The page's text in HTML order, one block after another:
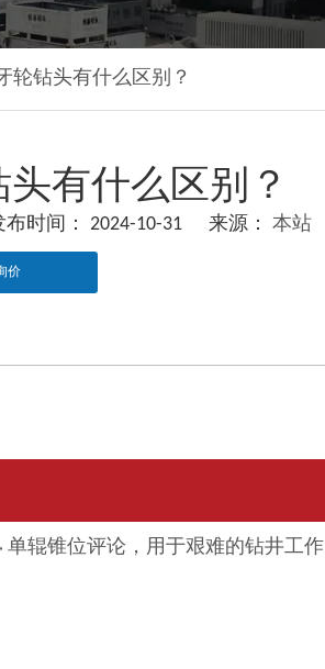
轮钻头有什么区别？
头有什么区别？
间： 2024-10-31 来源： 本站
价
单辊锥位评论，用于艰难的钻井工作